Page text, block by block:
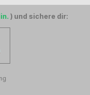
) und sichere dir: